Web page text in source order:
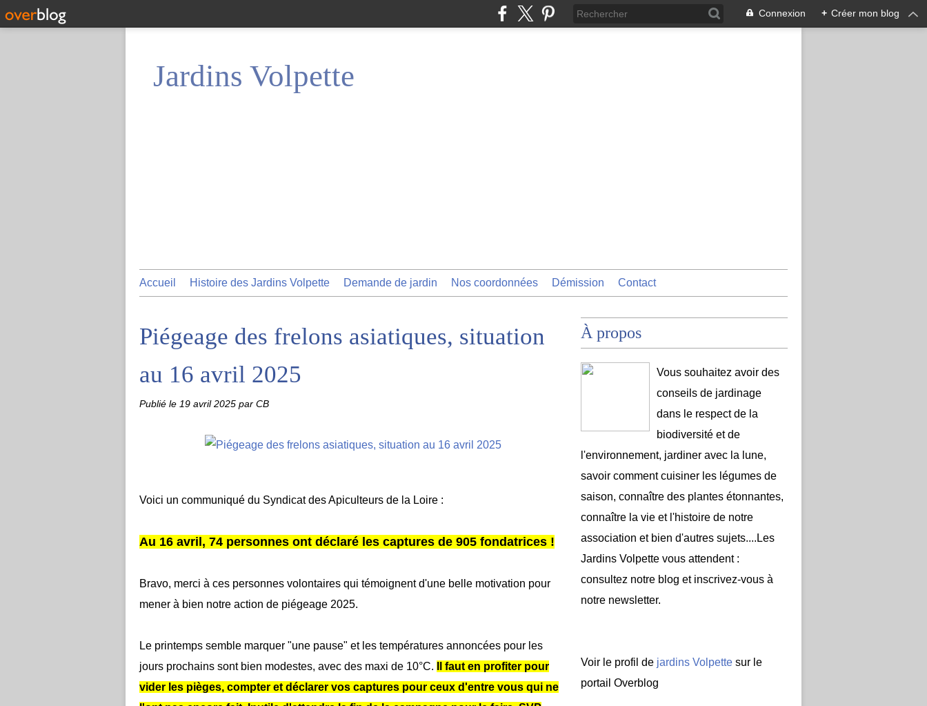
Connexion + Créer mon blog
Jardins Volpette
Accueil Histoire des Jardins Volpette Demande de jardin Nos coordonnées Démission Contact
Piégeage des frelons asiatiques, situation
au 16 avril 2025
Publié le 19 avril 2025 par CB
Voici un communiqué du Syndicat des Apiculteurs de la Loire :
Au 16 avril, 74 personnes ont déclaré les captures de 905 fondatrices !
Bravo, merci à ces personnes volontaires qui témoignent d'une belle motivation pour
mener à bien notre action de piégeage 2025.
Le printemps semble marquer "une pause" et les températures annoncées pour les
jours prochains sont bien modestes, avec des maxi de 10°C.
Il faut en profiter pour
vider les pièges, compter et déclarer vos captures pour ceux d'entre vous qui ne
À propos
Vous souhaitez avoir des
conseils de jardinage
dans le respect de la
biodiversité et de
l'environnement, jardiner avec la lune,
savoir comment cuisiner les légumes de
saison, connaître des plantes étonnantes,
connaître la vie et l'histoire de notre
association et bien d'autres sujets....Les
Jardins Volpette vous attendent :
consultez notre blog et inscrivez-vous à
notre newsletter.
Voir le profil de jardins Volpette sur le
portail Overblog